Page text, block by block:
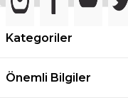
Kategoriler
Önemli Bilgiler